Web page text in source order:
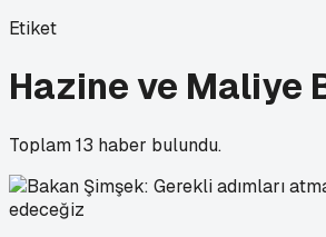
Etiket
Hazine ve Maliye
Toplam13 haber bulundu.